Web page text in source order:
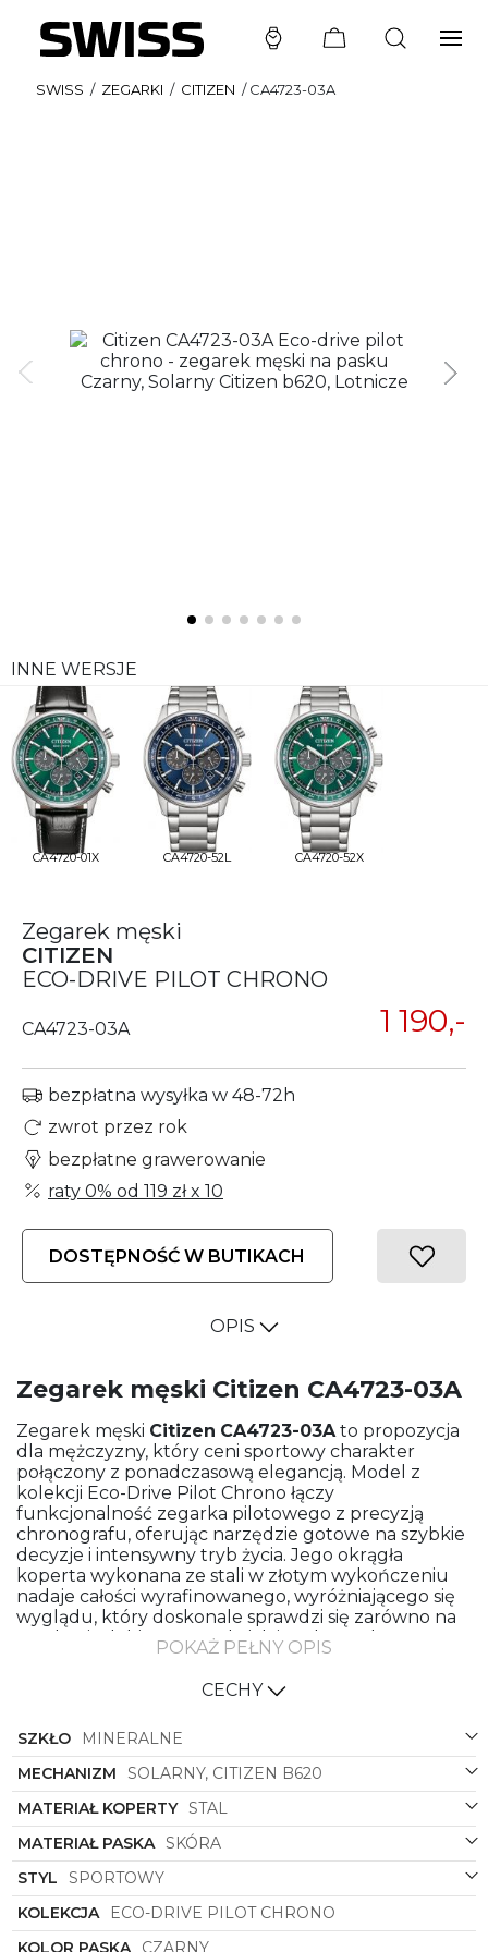
SWISS / ZEGARKI / CITIZEN /CA4723-03A
INNE WERSJE
CA4720-01X CA4720-52L CA4720-52X
Zegarek męski
CITIZEN
ECO-DRIVE PILOT CHRONO
CA4723-03A 1 190,-
bezpłatna wysyłka w 48-72h
zwrot przez rok
bezpłatne grawerowanie
raty 0% od 119 złx 10
DOSTĘPNOŚĆ W BUTIKACH
OPIS
Zegarek męski Citizen CA4723-03A
Zegarek męski Citizen CA4723-03Ato propozycja
dla mężczyzny, który ceni sportowy charakter
połączony z ponadczasową elegancją. Model z
kolekcji Eco-Drive Pilot Chrono łączy
funkcjonalność zegarka pilotowego z precyzją
chronografu, oferując narzędzie gotowe na szybkie
decyzje i intensywny tryb życia. Jego okrągła
koperta wykonana ze stali w złotym wykończeniu
nadaje całości wyrafinowanego, wyróżniającego się
wyglądu, który doskonale sprawdzi się zarówno na
spotkaniach biznesowych, jak i podczas aktywnego
Srebrna tarcza stanowi eleganckie tło dla
kontrast, który ułatwia odczytanie godziny w
różnych warunkach oświetleniowych. Charakter
pilotowego designu przejawia się w czytelności i
układzie tarczy, a funkcje chronografu dodają
użytkowej wartości, pozwalając mierzyć krótkie
interwały czasu z pełną precyzją. Dzięki technologii
Eco-Drive zegarek ładuje się światłem – naturalnym
i sztucznym – co eliminuje potrzebę częstej
wymiany baterii i sprawia, że jest to wygodne
rozwiązanie dla osób ceniących niezawodność.
POKAŻ PEŁNY OPIS
CECHY
SZKŁO
MINERALNE
MECHANIZM
SOLARNY, CITIZEN B620
MATERIAŁ KOPERTY STAL
MATERIAŁ PASKA SKÓRA
STYL
SPORTOWY
KOLEKCJA
ECO-DRIVE PILOT CHRONO
KOLOR PASKA CZARNY